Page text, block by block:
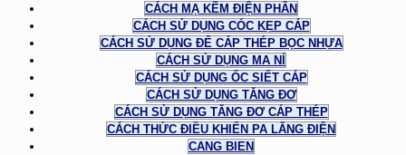
CÁCH MẠ KẼM ĐIỆN PHÂN
CÁCH SỬ DỤNG CÓC KẸP CÁP
CÁCH SỬ DỤNG ĐỂ CÁP THÉP BỌC NHỰA
CÁCH SỬ DỤNG MA NÍ
CÁCH SỬ DỤNG ỐC SIẾT CÁP
CÁCH SỬ DỤNG TĂNG ĐƠ
CÁCH SỬ DỤNG TĂNG ĐƠ CÁP THÉP
CÁCH THỨC ĐIỀU KHIỂN PA LĂNG ĐIỆN
CANG BIEN